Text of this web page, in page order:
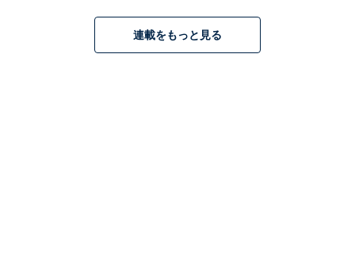
「大泉学園」、1位は？
連載をもっと見る